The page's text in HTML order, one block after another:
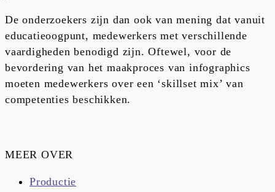
De onderzoekers zijn dan ook van mening dat vanuit
educatieoogpunt, medewerkers met verschillende
vaardigheden benodigd zijn. Oftewel, voor de
bevordering van het maakproces van infographics
moeten medewerkers over een ‘skillset mix’ van
competenties beschikken.
MEER OVER
Productie